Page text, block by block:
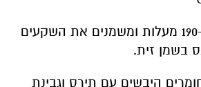
‏ מחממים תנור ל-190 מעלות ומשמנים את השקעים
בשמן זית.
היבשים עם תירס וגבינת